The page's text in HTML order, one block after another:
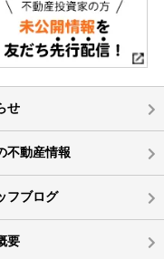
せ
不動産情報
フブログ
要